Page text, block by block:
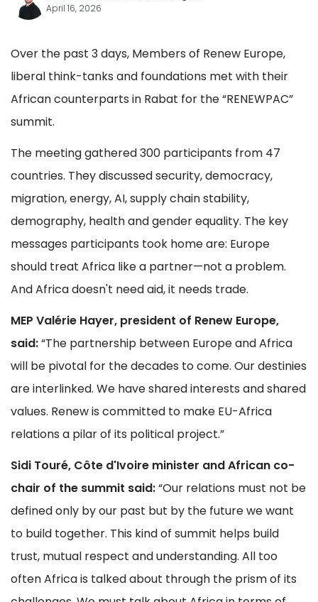
April 16, 2026
Over the past 3 days, Members of Renew Europe,
liberal think-tanks and foundations met with their
African counterparts in Rabat for the “RENEWPAC”
summit.
The meeting gathered 300 participants from 47
countries. They discussed security, democracy,
migration, energy, AI, supply chain stability,
demography, health and gender equality. The key
messages participants took home are: Europe
should treat Africa like a partner—not a problem.
And Africa doesn't need aid, it needs trade.
MEP Valérie Hayer, president of Renew Europe,
said:“The partnership between Europe and Africa
will be pivotal for the decades to come. Our destinies
are interlinked. We have shared interests and shared
values. Renew is committed to make EU-Africa
relations a pilar of its political project.”
Sidi Touré, Côte d'Ivoire minister and African co-
chair of the summit said:“Our relations must not be
defined only by our past but by the future we want
to build together. This kind of summit helps build
trust, mutual respect and understanding. All too
often Africa is talked about through the prism of its